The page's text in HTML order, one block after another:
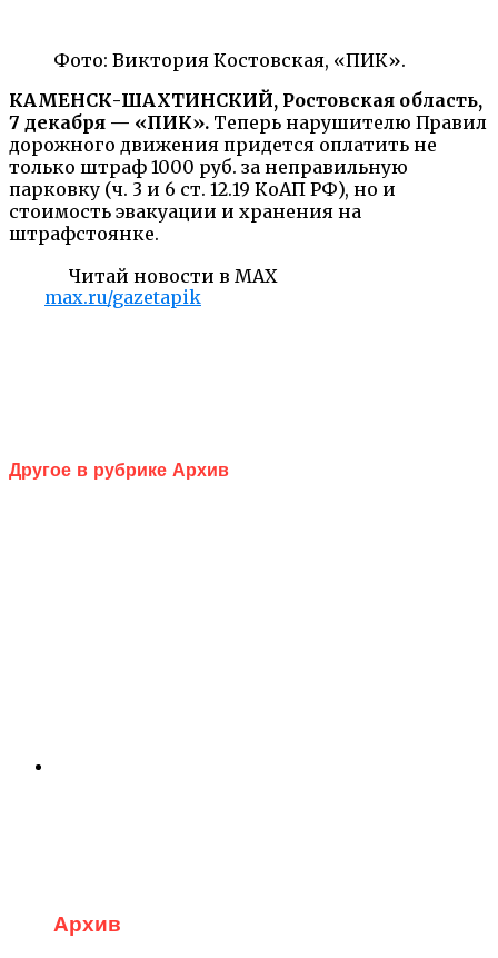
Фото: Виктория Костовская, «ПИК».
КАМЕНСК-ШАХТИНСКИЙ, Ростовская область,
7 декабря — «ПИК». Теперь нарушителю Правил
дорожного движения придется оплатить не
только штраф 1000 руб. за неправильную
парковку (ч. 3 и 6 ст. 12.19 КоАП РФ), но и
стоимость эвакуации и хранения на
штрафстоянке.
Читай новости в MAX
max.ru/gazetapik
Другое в рубрике Архив
Архив